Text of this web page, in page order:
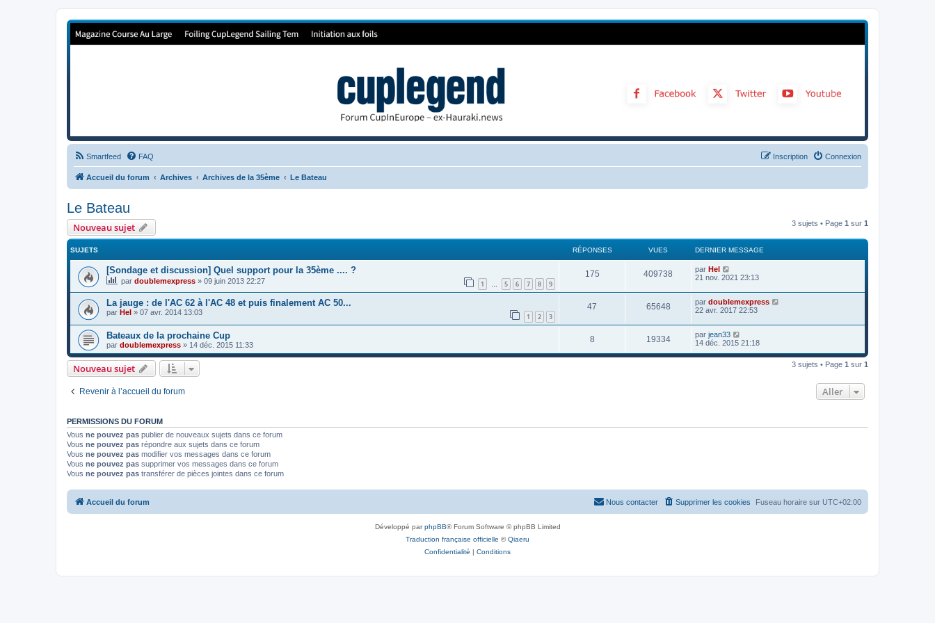
Forum de Cup In Europe
Smartfeed FAQ Connexion
Inscription
Accueil du forum Archives Archives de la 35ème Le Bateau
Le Bateau
Nouveau sujet 3 sujets • Page 1 sur 1
SUJETS RÉPONSES VUES DERNIER MESSAGE
[Sondage et discussion] Quel support pour la 35ème .... ?
par doublemexpress » 09 juin 2013 22:27 1 … 5 6 7 8 9
175 409738 par Hel
21 nov. 2021 23:13
La jauge : de l'AC 62 à l'AC 48 et puis finalement AC 50...
par Hel » 07 avr. 2014 13:03 1 2 3
47 65648 par doublemexpress
22 avr. 2017 22:53
Bateaux de la prochaine Cup
par doublemexpress » 14 déc. 2015 11:33
8 19334 par jean33
14 déc. 2015 21:18
Nouveau sujet 3 sujets • Page 1 sur 1
Revenir à l’accueil du forum Aller
PERMISSIONS DU FORUM
Vous ne pouvez pas publier de nouveaux sujets dans ce forum
Vous ne pouvez pas répondre aux sujets dans ce forum
Vous ne pouvez pas modifier vos messages dans ce forum
Vous ne pouvez pas supprimer vos messages dans ce forum
Vous ne pouvez pas transférer de pièces jointes dans ce forum
Accueil du forum Fuseau horaire sur UTC+02:00
Supprimer les cookies
Nous contacter
Développé parphpBB® Forum Software © phpBB Limited
Traduction française officielle ©Qiaeru
Confidentialité | Conditions